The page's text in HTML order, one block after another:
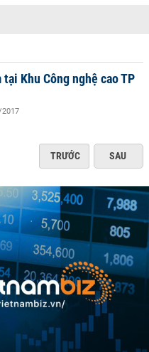
Khu Công nghệ cao TP
TRƯỚC SAU